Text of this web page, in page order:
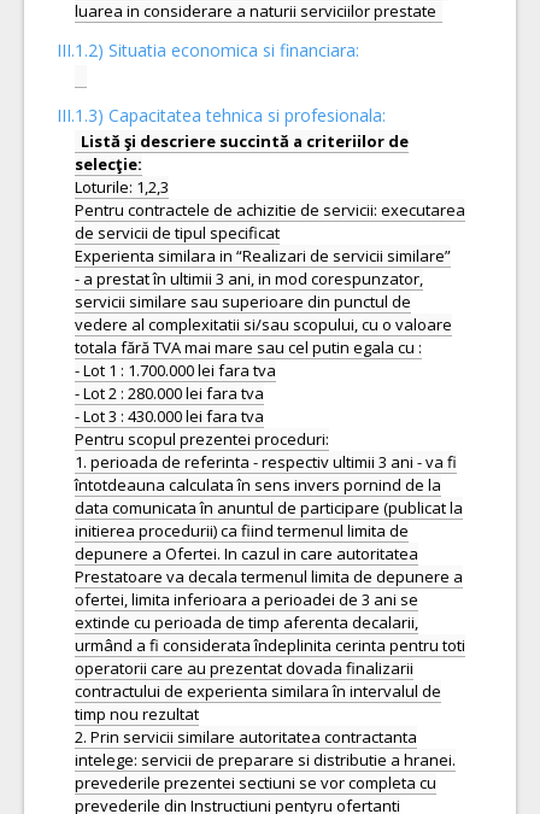
III.1.2) Situatia economica si financiara:
III.1.3) Capacitatea tehnica si profesionala:
Listă şi descriere succintă a criteriilor de
Loturile: 1,2,3
Pentru contractele de achizitie de servicii: executarea
de servicii de tipul specificat
Experienta similara in “Realizari de servicii similare”
- a prestat în ultimii 3 ani, in mod corespunzator,
servicii similare sau superioare din punctul de
vedere al complexitatii si/sau scopului, cu o valoare
totala fără TVA mai mare sau cel putin egala cu :
- Lot 1 : 1.700.000 lei fara tva
- Lot 2 : 280.000 lei fara tva
- Lot 3 : 430.000 lei fara tva
Pentru scopul prezentei proceduri:
1. perioada de referinta - respectiv ultimii 3 ani - va fi
întotdeauna calculata în sens invers pornind de la
data comunicata în anuntul de participare (publicat la
initierea procedurii) ca fiind termenul limita de
depunere a Ofertei. In cazul in care autoritatea
Prestatoare va decala termenul limita de depunere a
ofertei, limita inferioara a perioadei de 3 ani se
extinde cu perioada de timp aferenta decalarii,
urmând a fi considerata îndeplinita cerinta pentru toti
operatorii care au prezentat dovada finalizarii
contractului de experienta similara în intervalul de
timp nou rezultat
2. Prin servicii similare autoritatea contractanta
intelege: servicii de preparare si distributie a hranei.
prevederile prezentei sectiuni se vor completa cu
prevederile din Instructiuni pentyru ofertanti